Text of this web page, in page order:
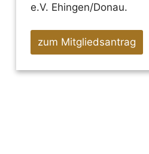
e.V. Ehingen/Donau.
zum Mitgliedsantrag